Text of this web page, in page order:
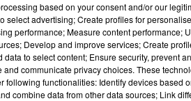
based on your consent and/or our
select advertising; Create profiles for
performance; Measure content performance;
Develop and improve services; Create
to select content; Ensure security, prevent
communicate privacy choices. These
following functionalities: Identify devices based
combine data from other data sources; Link